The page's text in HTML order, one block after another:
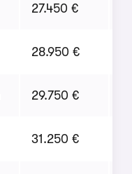
27.450 €
28.950 €
29.750 €
31.250 €